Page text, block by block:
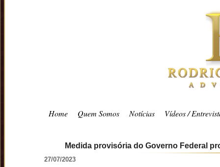
Home Quem Somos Notícias Vídeos /
Medida provisória do Governo Federal
27/07/2023